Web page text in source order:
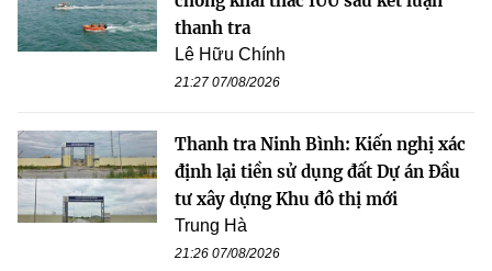
thanh tra
Lê Hữu Chính
21:27 07/08/2026
Thanh tra Ninh Bình: Kiến nghị xác
định lại tiền sử dụng đất Dự án Đầu
tư xây dựng Khu đô thị mới
Trung Hà
21:26 07/08/2026